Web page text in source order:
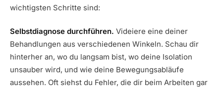
wichtigsten Schritte sind:
Selbstdiagnose durchführen. Videiere eine deiner
Behandlungen aus verschiedenen Winkeln. Schau dir
hinterher an, wo du langsam bist, wo deine Isolation
unsauber wird, und wie deine Bewegungsabläufe
aussehen. Oft siehst du Fehler, die dir beim Arbeiten gar